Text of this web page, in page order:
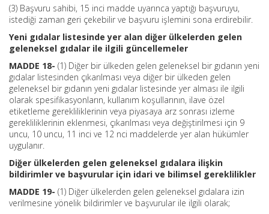
(3) Başvuru sahibi, 15 inci madde uyarınca yaptığı başvuruyu,
istediği zaman geri çekebilir ve başvuru işlemini sona erdirebilir.
Yeni gıdalar listesinde yer alan diğer ülkelerden gelen
geleneksel gıdalar ile ilgili güncellemeler
MADDE 18- (1) Diğer bir ülkeden gelen geleneksel bir gıdanın yeni
gıdalar listesinden çıkarılması veya diğer bir ülkeden gelen
geleneksel bir gıdanın yeni gıdalar listesinde yer alması ile ilgili
olarak spesifikasyonların, kullanım koşullarının, ilave özel
etiketleme gerekliliklerinin veya piyasaya arz sonrası izleme
gerekliliklerinin eklenmesi, çıkarılması veya değiştirilmesi için 9
uncu, 10 uncu, 11 inci ve 12 nci maddelerde yer alan hükümler
uygulanır.
Diğer ülkelerden gelen geleneksel gıdalara ilişkin
bildirimler ve başvurular için idari ve bilimsel gereklilikler
MADDE 19- (1) Diğer ülkelerden gelen geleneksel gıdalara izin
verilmesine yönelik bildirimler ve başvurular ile ilgili olarak;